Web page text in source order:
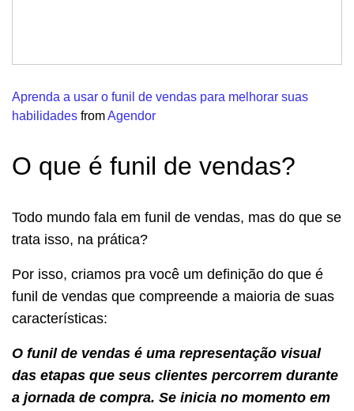
Aprenda a usar o funil de vendas para melhorar suas
habilidades fromAgendor
O que é funil de vendas?
Todo mundo fala em funil de vendas, mas do que se
trata isso, na prática?
Por isso, criamos pra você um definição do que é
funil de vendas que compreende a maioria de suas
características:
O funil de vendas é uma representação visual
das etapas que seus clientes percorrem durante
a jornada de compra. Se inicia no momento em